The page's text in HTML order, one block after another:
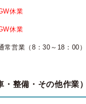
休業
休業
常営業（8：30～18：00）
・整備・その他作業